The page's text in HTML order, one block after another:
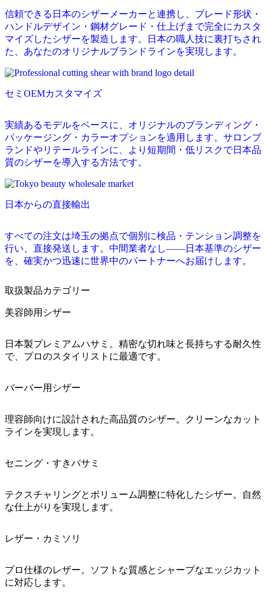
信頼できる日本のシザーメーカーと連携し、ブレード形状・
ハンドルデザイン・鋼材グレード・仕上げまで完全にカスタ
マイズしたシザーを製造します。日本の職人技に裏打ちされ
た、あなたのオリジナルブランドラインを実現します。
セミOEMカスタマイズ
実績あるモデルをベースに、オリジナルのブランディング・
パッケージング・カラーオプションを適用します。サロンブ
ランドやリテールラインに、より短期間・低リスクで日本品
質のシザーを導入する方法です。
日本からの直接輸出
すべての注文は埼玉の拠点で個別に検品・テンション調整を
行い、直接発送します。中間業者なし——日本基準のシザー
を、確実かつ迅速に世界中のパートナーへお届けします。
取扱製品カテゴリー
美容師用シザー
日本製プレミアムハサミ。精密な切れ味と長持ちする耐久性
で、プロのスタイリストに最適です。
バーバー用シザー
理容師向けに設計された高品質のシザー。クリーンなカット
ラインを実現します。
セニング・すきバサミ
テクスチャリングとボリューム調整に特化したシザー。自然
な仕上がりを実現します。
レザー・カミソリ
プロ仕様のレザー。ソフトな質感とシャープなエッジカット
に対応します。